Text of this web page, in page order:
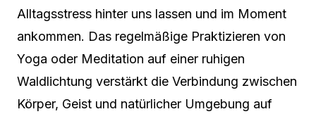
Alltagsstress hinter uns lassen und im Moment
ankommen. Das regelmäßige Praktizieren von
Yoga oder Meditation auf einer ruhigen
Waldlichtung verstärkt die Verbindung zwischen
Körper, Geist und natürlicher Umgebung auf